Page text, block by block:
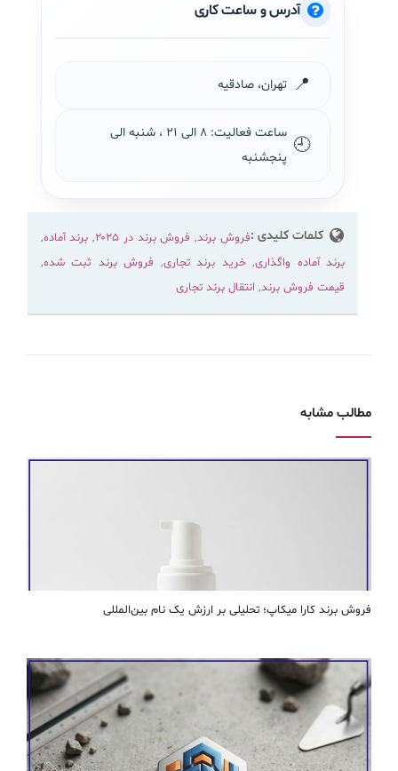
آدرس و ساعت کاری
📍 تهران، صادقیه
🕘
ساعت فعالیت: ۸ الی ۲۱ ، شنبه الی
پنجشنبه
کلمات کلیدی :فروش برند, فروش برند در ۲۰۲۵ , برند آماده,
برند آماده واگذاری,خرید برند تجاری, فروش برند ثبت شده,
قیمت فروش برند, انتقال برند تجاری
مطالب مشابه
فروش برند کارا ميكاپ؛ تحلیلی بر ارزش یک نام بین‌المللی